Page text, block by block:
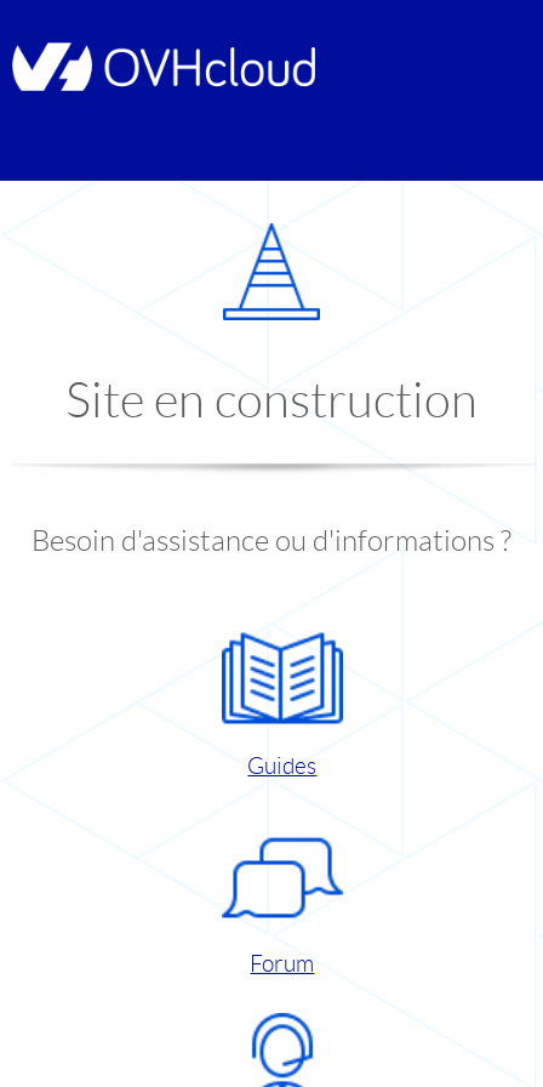
Site en construction
Besoin d'assistance ou d'informations ?
Guides
Forum